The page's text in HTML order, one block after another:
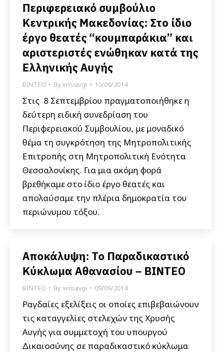
Περιφερειακό συμβούλιο
Κεντρικής Μακεδονίας: Στο ίδιο
έργο θεατές “κουμπαράκια” και
αριστεριστές ενώθηκαν κατά της
Ελληνικής Αυγής
ΒΙΝΤΕΟ Byxrisiavgi 10/09/2014
Στις 8 Σεπτεμβρίου πραγματοποιήθηκε η
δεύτερη ειδική συνεδρίαση του
Περιφερειακού Συμβουλίου, με μοναδικό
θέμα τη συγκρότηση της Μητροπολιτικής
Επιτροπής στη Μητροπολιτική Ενότητα
Θεσσαλονίκης. Για μια ακόμη φορά
βρεθήκαμε στο ίδιο έργο θεατές και
απολαύσαμε την πλέρια δημοκρατία του
περιώνυμου τόξου.
Αποκάλυψη: Το Παραδικαστικό
Κύκλωμα Αθανασίου – ΒΙΝΤΕΟ
ΒΙΝΤΕΟ Byxrisiavgi 09/09/2014
Ραγδαίες εξελίξεις οι οποίες επιβεβαιώνουν
τις καταγγελίες στελεχών της Χρυσής
Αυγής για συμμετοχή του υπουργού
Δικαιοσύνης σε παραδικαστικό κύκλωμα